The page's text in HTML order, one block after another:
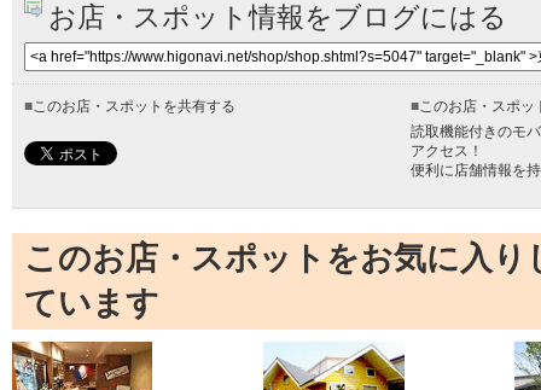
お店・スポット情報をブログにはる
■このお店・スポットを共有する ■このお店・スポッ
読取機能付きのモ
アクセス！
便利に店舗情報を
このお店・スポットをお気に入
ています